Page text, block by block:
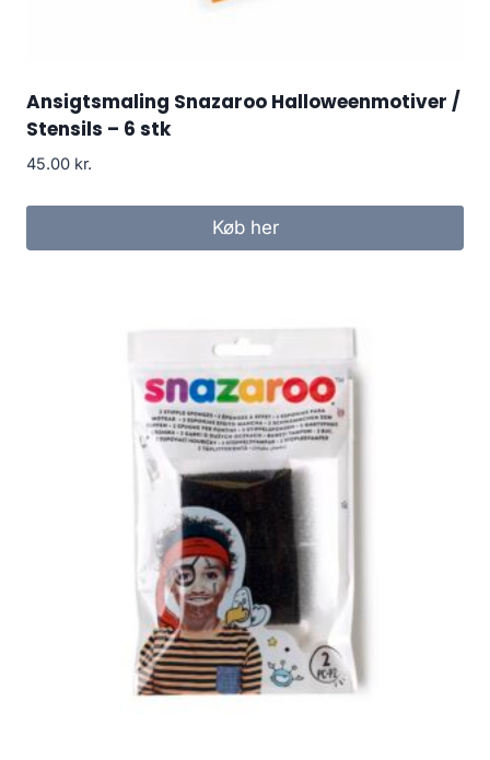
Ansigtsmaling Snazaroo Halloweenmotiver /
Stensils – 6 stk
45.00 kr.
Køb her